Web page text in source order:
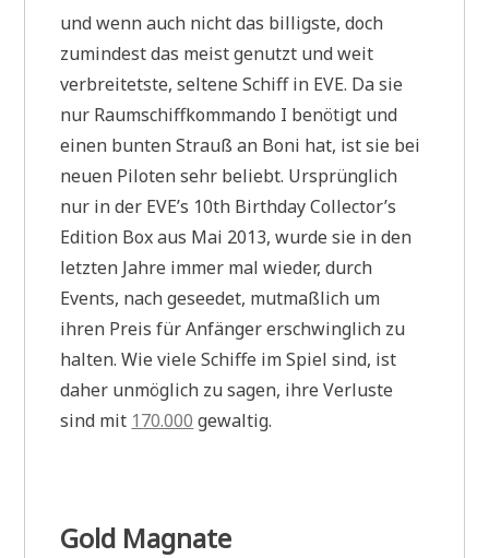
und wenn auch nicht das billigste, doch
zumindest das meist genutzt und weit
verbreitetste, seltene Schiff in EVE. Da sie
nur Raumschiffkommando I benötigt und
einen bunten Strauß an Boni hat, ist sie bei
neuen Piloten sehr beliebt. Ursprünglich
nur in der EVE’s 10th Birthday Collector’s
Edition Box aus Mai 2013, wurde sie in den
letzten Jahre immer mal wieder, durch
Events, nach geseedet, mutmaßlich um
ihren Preis für Anfänger erschwinglich zu
halten. Wie viele Schiffe im Spiel sind, ist
daher unmöglich zu sagen, ihre Verluste
sind mit 170.000 gewaltig.
Gold Magnate